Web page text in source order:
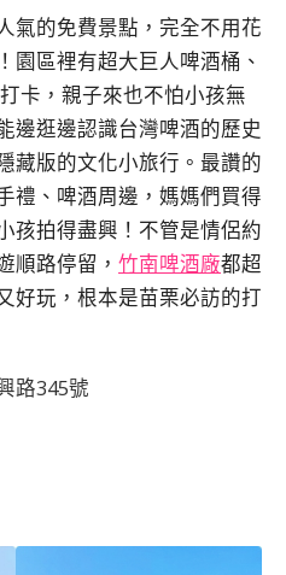
氣的免費景點，完全不用花
園區裡有超大巨人啤酒桶、
卡，親子來也不怕小孩無
邊逛邊認識台灣啤酒的歷史
藏版的文化小旅行。最讚的
禮、啤酒周邊，媽媽們買得
孩拍得盡興！不管是情侶約
順路停留， 竹南啤酒廠都超
好玩，根本是苗栗必訪的打
路345號